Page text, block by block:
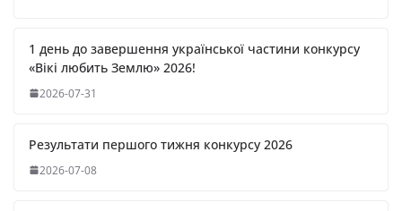
1 день до завершення української частини конкурсу
«Вікі любить Землю» 2026!
2026-07-31
Результати першого тижня конкурсу 2026
2026-07-08